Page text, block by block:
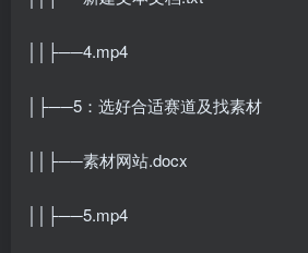
││├──4.mp4
│├──5：选好合适赛道及找素材
││├──素材网站.docx
││├──5.mp4